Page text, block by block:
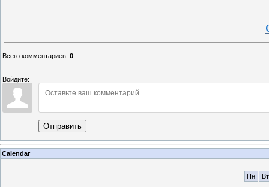
Всего комментариев: 0
Войдите:
Отправить
Calendar
Пн Вт